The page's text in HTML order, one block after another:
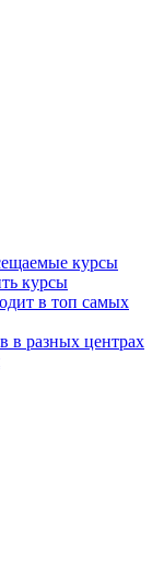
курсы
курсы
в топ самых
в разных центрах